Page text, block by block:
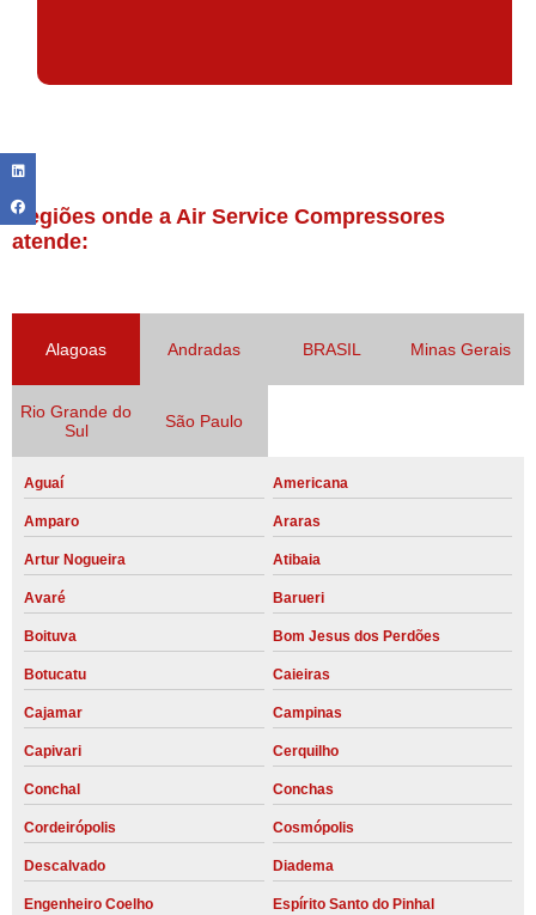
Regiões onde a Air Service Compressores
atende:
Alagoas Andradas BRASIL Minas Gerais
Rio Grande do
Sul
São Paulo
Aguaí Americana
Amparo Araras
Artur Nogueira Atibaia
Avaré Barueri
Boituva Bom Jesus dos Perdões
Botucatu Caieiras
Cajamar Campinas
Capivari Cerquilho
Conchal Conchas
Cordeirópolis Cosmópolis
Descalvado Diadema
Engenheiro Coelho Espírito Santo do Pinhal